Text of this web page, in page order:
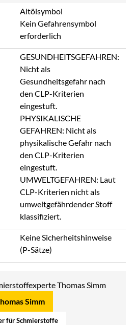
Altölsymbol
Kein Gefahrensymbol
erforderlich
GESUNDHEITSGEFAHREN:
Nicht als
Gesundheitsgefahr nach
den CLP-Kriterien
eingestuft.
PHYSIKALISCHE
GEFAHREN: Nicht als
physikalische Gefahr nach
den CLP-Kriterien
eingestuft.
UMWELTGEFAHREN: Laut
CLP-Kriterien nicht als
umweltgefährdender Stoff
klassifiziert.
Keine Sicherheitshinweise
(P-Sätze)
Simm
für Schmierstoffe